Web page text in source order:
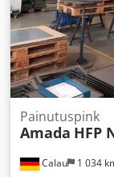
Calau 1 034
Painutuspink
Amada HFP